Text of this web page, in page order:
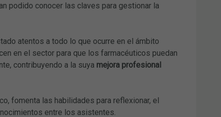
podido conocer las claves para gestionar la
atentos a todo lo que ocurre en el ámbito
en el sector para que los farmacéuticos puedan
contribuyendo a la suya mejora profesional
fomenta las habilidades para reflexionar, el
entre los asistentes.